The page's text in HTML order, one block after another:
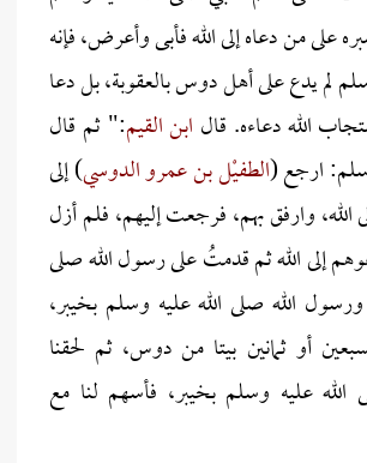
على من دعاه إلى الله فأبى وأعرض، فإنه
لم يدع على أهل دوس بالعقوبة، بل دعا
الله دعاءه. قال ابن القيم:" ثم قال
ارجع (الطفيْل بن عمرو الدوسي) إلى
وارفق بهم، فرجعت إليهم، فلم أزل
إلى الله ثم قدمتُ على رسول الله صلى
الله صلى الله عليه وسلم بخيبر،
أو ثمانين بيتا من دوس، ثم لحقنا
الله عليه وسلم بخيبر، فأسهم لنا مع